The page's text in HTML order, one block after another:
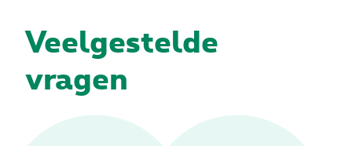
Veelgestelde
vragen